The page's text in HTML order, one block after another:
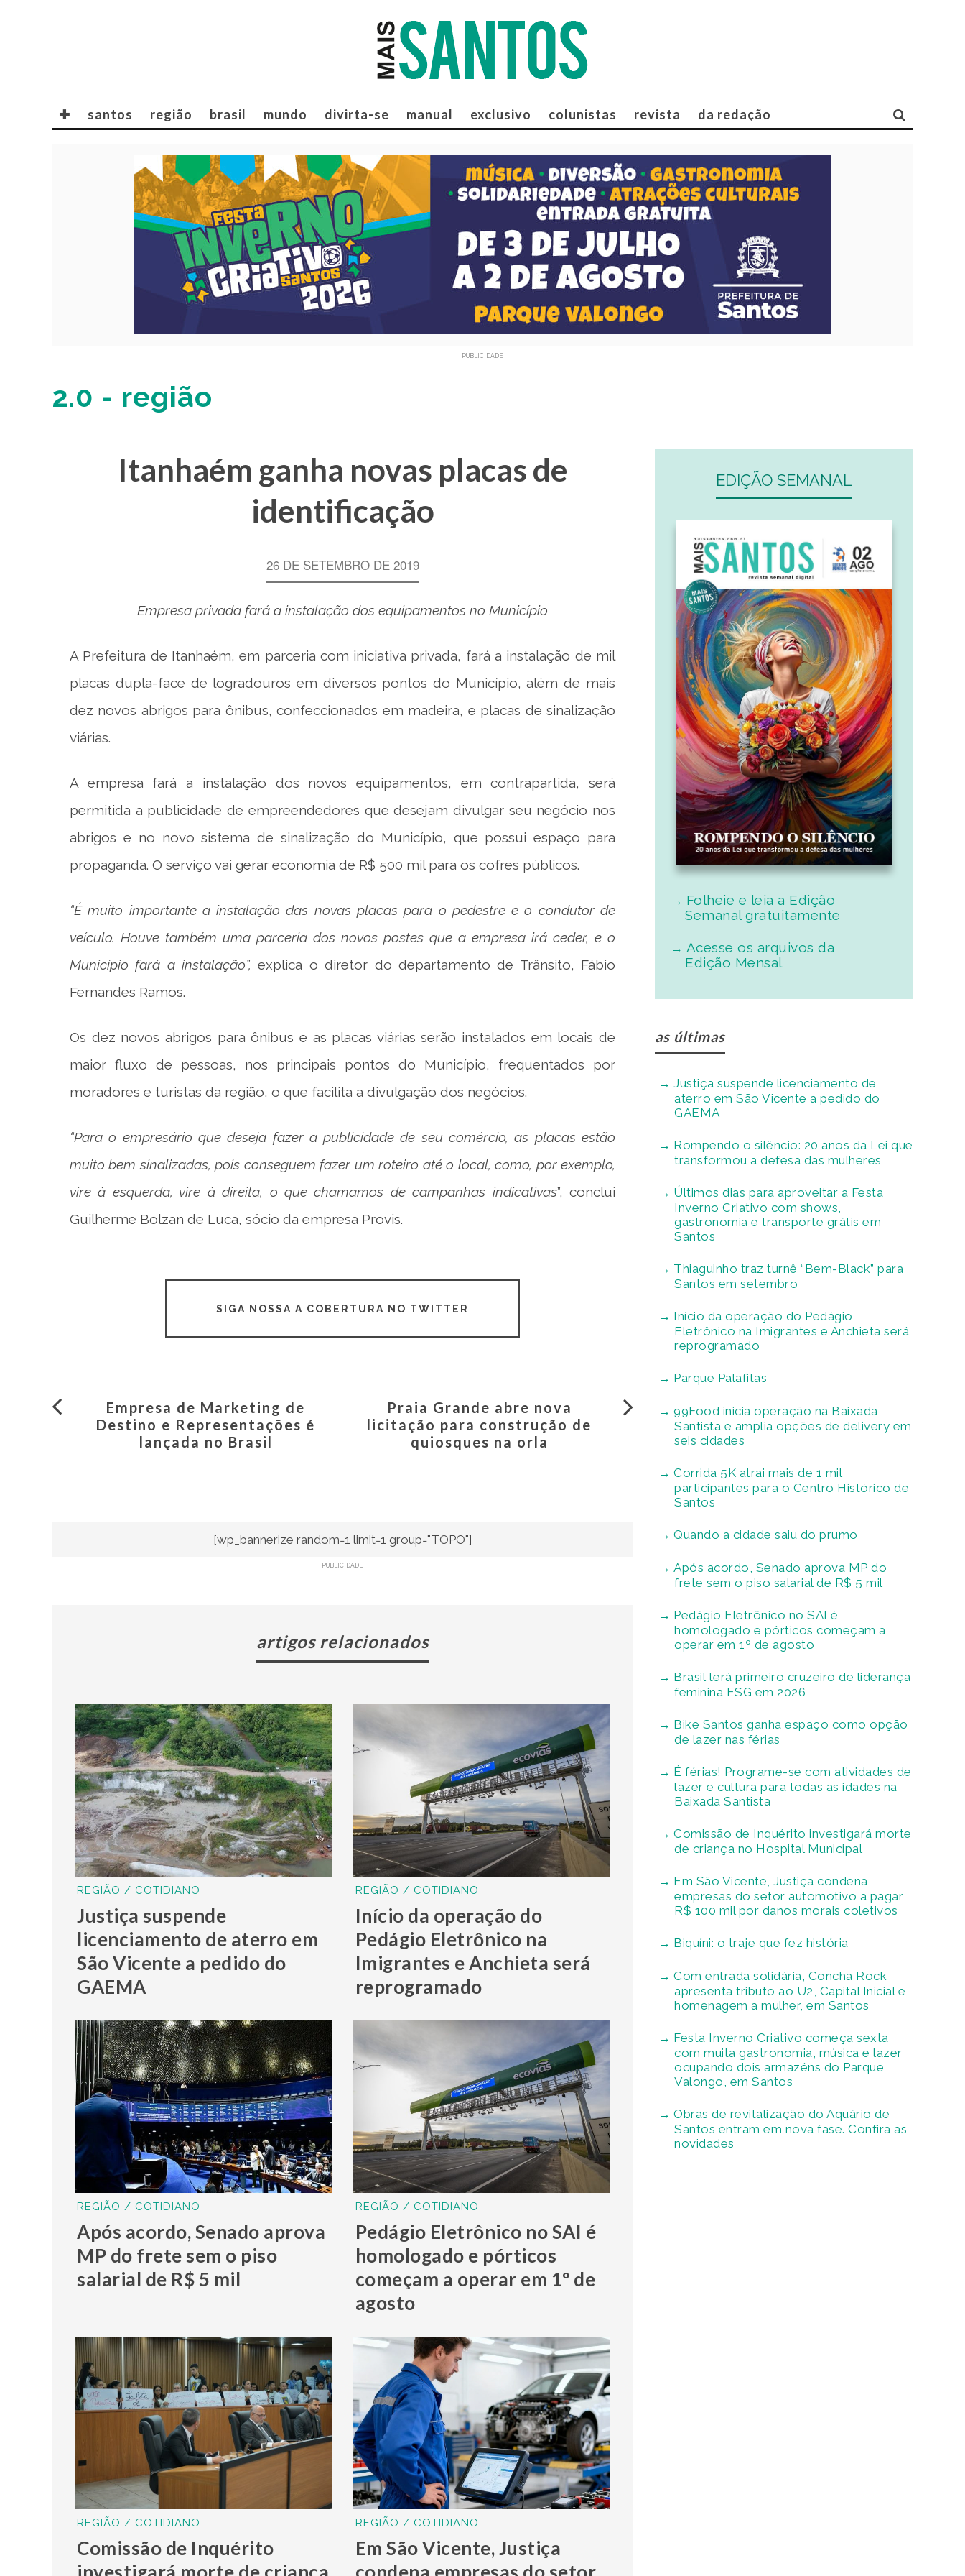
✚ santos região brasil mundo divirta-se manual exclusivo colunistas revista da redação
PUBLICIDADE
2.0 - região
Itanhaém ganha novas placas de
identificação
26 DE SETEMBRO DE 2019
Empresa privada fará a instalação dos equipamentos no Município
A Prefeitura de Itanhaém, em parceria com iniciativa privada, fará a instalação de mil
placas dupla-face de logradouros em diversos pontos do Município, além de mais
dez novos abrigos para ônibus, confeccionados em madeira, e placas de sinalização
viárias.
A empresa fará a instalação dos novos equipamentos, em contrapartida, será
permitida a publicidade de empreendedores que desejam divulgar seu negócio nos
abrigos e no novo sistema de sinalização do Município, que possui espaço para
propaganda. O serviço vai gerar economia de R$ 500 mil para os cofres públicos.
“É muito importante a instalação das novas placas para o pedestre e o condutor de
veículo. Houve também uma parceria dos novos postes que a empresa irá ceder, e o
Município fará a instalação”, explica o diretor do departamento de Trânsito, Fábio
Fernandes Ramos.
Os dez novos abrigos para ônibus e as placas viárias serão instalados em locais de
maior fluxo de pessoas, nos principais pontos do Município, frequentados por
moradores e turistas da região, o que facilita a divulgação dos negócios.
“Para o empresário que deseja fazer a publicidade de seu comércio, as placas estão
muito bem sinalizadas, pois conseguem fazer um roteiro até o local, como, por exemplo,
vire à esquerda, vire à direita, o que chamamos de campanhas indicativas”, conclui
Guilherme Bolzan de Luca, sócio da empresa Provis.
SIGA NOSSA A COBERTURA NO TWITTER
Empresa de Marketing de
Destino e Representações é
lançada no Brasil
Praia Grande abre nova
licitação para construção de
quiosques na orla
[wp_bannerize random=1 limit=1 group="TOPO"]
PUBLICIDADE
artigos relacionados
REGIÃO / COTIDIANO
Justiça suspende
licenciamento de aterro em
São Vicente a pedido do
GAEMA
REGIÃO / COTIDIANO
Início da operação do
Pedágio Eletrônico na
Imigrantes e Anchieta será
reprogramado
REGIÃO / COTIDIANO
Após acordo, Senado aprova
MP do frete sem o piso
salarial de R$ 5 mil
REGIÃO / COTIDIANO
Pedágio Eletrônico no SAI é
homologado e pórticos
começam a operar em 1º de
agosto
REGIÃO / COTIDIANO
Comissão de Inquérito
investigará morte de criança
REGIÃO / COTIDIANO
Em São Vicente, Justiça
condena empresas do setor
EDIÇÃO SEMANAL
Folheie e leia a Edição
Semanal gratuitamente
Acesse os arquivos da
Edição Mensal
as últimas
Justiça suspende licenciamento de
aterro em São Vicente a pedido do
GAEMA
Rompendo o silêncio: 20 anos da Lei que
transformou a defesa das mulheres
Últimos dias para aproveitar a Festa
Inverno Criativo com shows,
gastronomia e transporte grátis em
Santos
Thiaguinho traz turnê “Bem-Black” para
Santos em setembro
Início da operação do Pedágio
Eletrônico na Imigrantes e Anchieta será
reprogramado
Parque Palafitas
99Food inicia operação na Baixada
Santista e amplia opções de delivery em
seis cidades
Corrida 5K atrai mais de 1 mil
participantes para o Centro Histórico de
Santos
Quando a cidade saiu do prumo
Após acordo, Senado aprova MP do
frete sem o piso salarial de R$ 5 mil
Pedágio Eletrônico no SAI é
homologado e pórticos começam a
operar em 1º de agosto
Brasil terá primeiro cruzeiro de liderança
feminina ESG em 2026
Bike Santos ganha espaço como opção
de lazer nas férias
É férias! Programe-se com atividades de
lazer e cultura para todas as idades na
Baixada Santista
Comissão de Inquérito investigará morte
de criança no Hospital Municipal
Em São Vicente, Justiça condena
empresas do setor automotivo a pagar
R$ 100 mil por danos morais coletivos
Biquíni: o traje que fez história
Com entrada solidária, Concha Rock
apresenta tributo ao U2, Capital Inicial e
homenagem a mulher, em Santos
Festa Inverno Criativo começa sexta
com muita gastronomia, música e lazer
ocupando dois armazéns do Parque
Valongo, em Santos
Obras de revitalização do Aquário de
Santos entram em nova fase. Confira as
novidades